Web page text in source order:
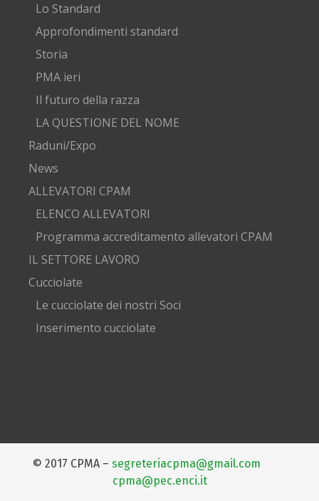
Lo Standard
Approfondimenti standard
Storia
PMA ieri
Il futuro della razza
LA QUESTIONE DEL NOME
Raduni/Expo
News
ALLEVATORI CPAM
ELENCO ALLEVATORI
Programma accreditamento allevatori CPAM
IL SETTORE LAVORO
Cucciolate
Le cucciolate dei nostri Soci
Inserimento cucciolate
© 2017 CPMA – segreteriacpma@gmail.com
cpma@pec.enci.it